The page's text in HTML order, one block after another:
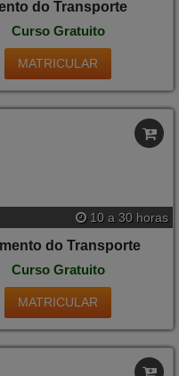
10 a 30 horas
do Transporte